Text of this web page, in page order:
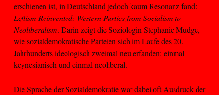
erschienen ist, in Deutschland jedoch kaum Resonanz fand:
Leftism Reinvented: Western Parties from Socialism to
Neoliberalism. Darin zeigt die Soziologin Stephanie Mudge,
wie sozialdemokratische Parteien sich im Laufe des 20.
Jahrhunderts ideologisch zweimal neu erfanden: einmal
keynesianisch und einmal neoliberal.
Die Sprache der Sozialdemokratie war dabei oft Ausdruck der